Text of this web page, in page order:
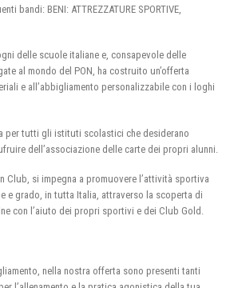
bandi: BENI: ATTREZZATURE SPORTIVE,
delle scuole italiane e, consapevole delle
al mondo del PON, ha costruito un’offerta
e all’abbigliamento personalizzabile con i loghi
per tutti gli istituti scolastici che desiderano
dell’associazione delle carte dei propri alunni.
Club, si impegna a promuovere l’attività sportiva
e grado, in tutta Italia, attraverso la scoperta di
con l’aiuto dei propri sportivi e dei Club Gold.
nella nostra offerta sono presenti tanti